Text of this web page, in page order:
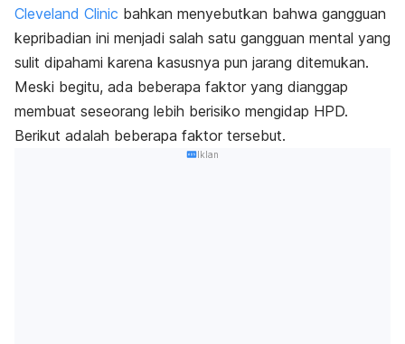
Cleveland Clinic bahkan menyebutkan bahwa gangguan
kepribadian ini menjadi salah satu gangguan mental yang
sulit dipahami karena kasusnya pun jarang ditemukan.
Meski begitu, ada beberapa faktor yang dianggap
membuat seseorang lebih berisiko mengidap HPD.
Berikut adalah beberapa faktor tersebut.
Iklan